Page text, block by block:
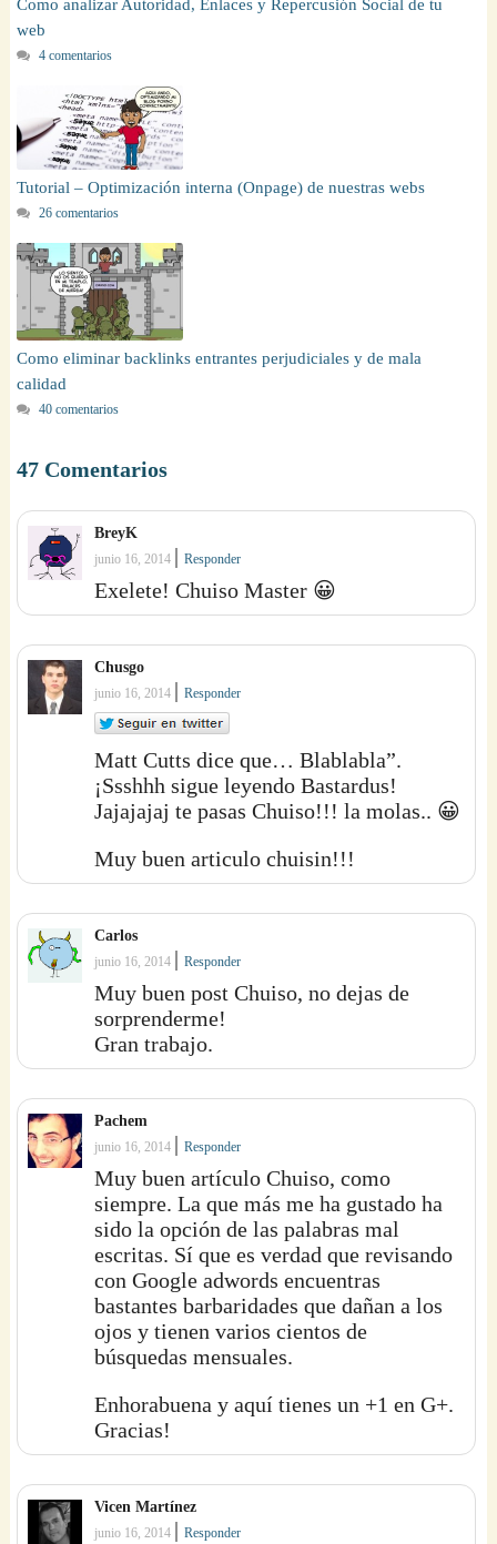
Como analizar Autoridad, Enlaces y Repercusión Social de tu
web
4 comentarios
Tutorial – Optimización interna (Onpage) de nuestras webs
26 comentarios
Como eliminar backlinks entrantes perjudiciales y de mala
calidad
40 comentarios
47 Comentarios
BreyK
junio 16, 2014 |Responder
Exelete! Chuiso Master 😀
Chusgo
junio 16, 2014 |Responder
Matt Cutts dice que… Blablabla”.
¡Ssshhh sigue leyendo Bastardus!
Jajajajaj te pasas Chuiso!!! la molas.. 😀
Muy buen articulo chuisin!!!
Carlos
junio 16, 2014 |Responder
Muy buen post Chuiso, no dejas de
sorprenderme!
Gran trabajo.
Pachem
junio 16, 2014 |Responder
Muy buen artículo Chuiso, como
siempre. La que más me ha gustado ha
sido la opción de las palabras mal
escritas. Sí que es verdad que revisando
con Google adwords encuentras
bastantes barbaridades que dañan a los
ojos y tienen varios cientos de
búsquedas mensuales.
Enhorabuena y aquí tienes un +1 en G+.
Gracias!
Vicen Martínez
junio 16, 2014 |Responder